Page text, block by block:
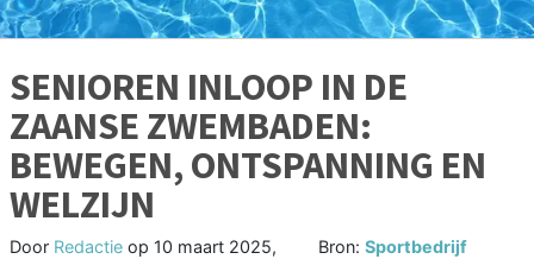
SENIOREN INLOOP IN DE
ZAANSE ZWEMBADEN:
BEWEGEN, ONTSPANNING EN
WELZIJN
Door Redactie op 10 maart 2025,
Bron:Sportbedrijf